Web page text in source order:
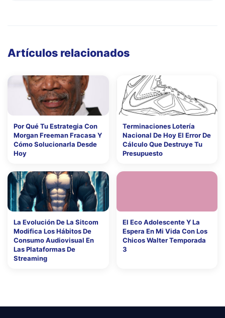
Artículos relacionados
Por Qué Tu Estrategia Con
Morgan Freeman Fracasa Y
Cómo Solucionarla Desde
Hoy
Terminaciones Lotería
Nacional De Hoy El Error De
Cálculo Que Destruye Tu
Presupuesto
La Evolución De La Sitcom
Modifica Los Hábitos De
Consumo Audiovisual En
Las Plataformas De
Streaming
El Eco Adolescente Y La
Espera En Mi Vida Con Los
Chicos Walter Temporada
3